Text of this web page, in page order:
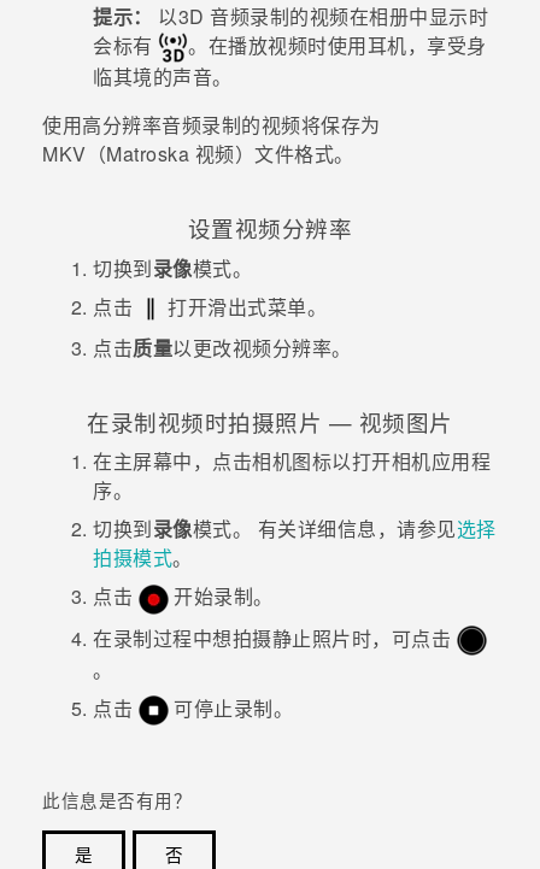
提示：
以3D 音频录制的视频在相册中显示时
会标有
。 在播放视频时使用耳机，享受身
临其境的声音。
使用高分辨率音频录制的视频将保存为
MKV（Matroska 视频）文件格式。
设置视频分辨率
切换到录像模式。
点击
打开滑出式菜单。
点击质量以更改视频分辨率。
在录制视频时拍摄照片 — 视频图片
在主屏幕中，点击相机图标以打开相机应用程
序。
切换到录像模式。 有关详细信息，请参见选择
拍摄模式。
点击
开始录制。
在录制过程中想拍摄静止照片时，可点击
。
点击
可停止录制。
此信息是否有用？
是
否